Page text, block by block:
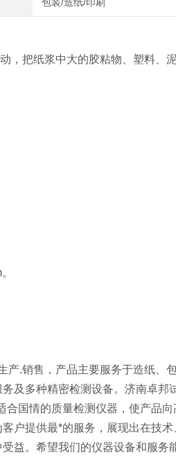
，把纸浆中大的胶粘物、塑料、
产.销售，产品主要服务于造纸、
及多种精密检测设备。济南卓邦
国情的质量检测仪器，使产品
户提供最*的服务，展现出在技
益。希望我们的仪器设备和服务